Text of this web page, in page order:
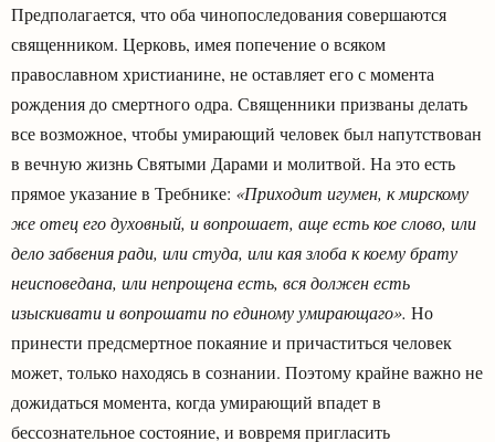
Предполагается, что оба чинопоследования совершаются
священником. Церковь, имея попечение о всяком
православном христианине, не оставляет его с момента
рождения до смертного одра. Священники призваны делать
все возможное, чтобы умирающий человек был напутствован
в вечную жизнь Святыми Дарами и молитвой. На это есть
прямое указание в Требнике: «Приходит игумен, к мирскому
же отец его духовный, и вопрошает, аще есть кое слово, или
дело забвения ради, или студа, или кая злоба к коему брату
неисповедана, или непрощена есть, вся должен есть
изыскивати и вопрошати по единому умирающаго». Но
принести предсмертное покаяние и причаститься человек
может, только находясь в сознании. Поэтому крайне важно не
дожидаться момента, когда умирающий впадет в
бессознательное состояние, и вовремя пригласить